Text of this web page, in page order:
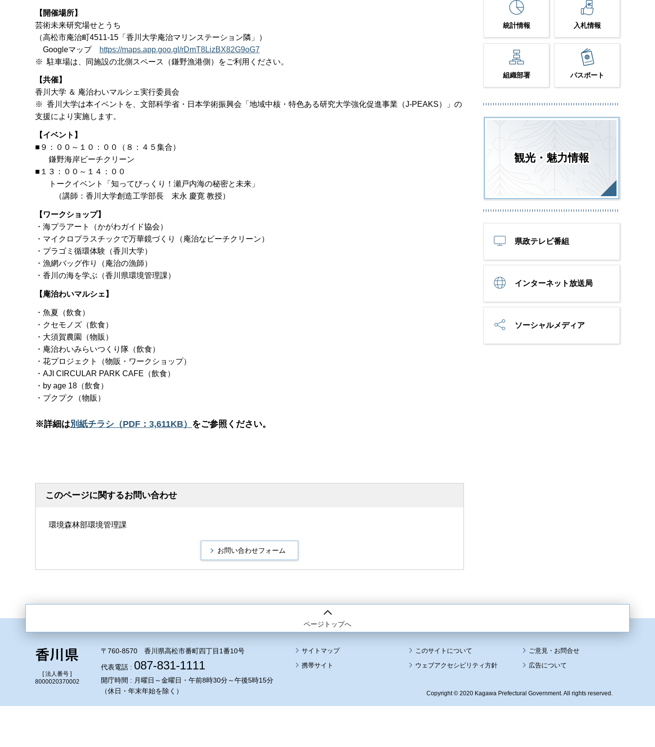
【開催場所】
芸術未来研究場せとうち
（高松市庵治町4511-15「香川大学庵治マリンステーション隣」）
Googleマップ
https://maps.app.goo.gl/rDmT8LizBX82G9oG7
※ 駐車場は、同施設の北側スペース（鎌野漁港側）をご利用ください。
【共催】
香川大学 ＆ 庵治わいマルシェ実行委員会
※ 香川大学は本イベントを、文部科学省・日本学術振興会「地域中核・特色ある研究大学強化促進事業（J-PEAKS）」の
支援により実施します。
【イベント】
■９：００～１０：００（８：４５集合）
鎌野海岸ビーチクリーン
■１３：００～１４：００
トークイベント「知ってびっくり！瀬戸内海の秘密と未来」
（講師：香川大学創造工学部長 末永 慶寛 教授）
【ワークショップ】
・海プラアート（かがわガイド協会）
・マイクロプラスチックで万華鏡づくり（庵治なビーチクリーン）
・プラゴミ循環体験（香川大学）
・漁網バッグ作り（庵治の漁師）
・香川の海を学ぶ（香川県環境管理課）
【庵治わいマルシェ】
・魚夏（飲食）
・クセモノズ（飲食）
・大須賀農園（物販）
・庵治わいみらいつくり隊（飲食）
・花プロジェクト（物販・ワークショップ）
・AJI CIRCULAR PARK CAFE（飲食）
・by age 18（飲食）
・プクプク（物販）
※詳細は別紙チラシ（PDF：3,611KB） をご参照ください。
このページに関するお問い合わせ
環境森林部環境管理課
統計情報 入札情報
組織部署 パスポート
観光・魅力情報
県政テレビ番組
インターネット放送局
ソーシャルメディア
ページトップへ
[ 法人番号 ]
8000020370002
〒760-8570 香川県高松市番町四丁目1番10号
代表電話 : 087-831-1111
開庁時間 : 月曜日～金曜日・午前8時30分～午後5時15分
（休日・年末年始を除く）
サイトマップ
このサイトについて
携帯サイト
ウェブアクセシビリティ方針 広告について
Copyright © 2020 Kagawa Prefectural Government. All rights reserved.